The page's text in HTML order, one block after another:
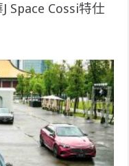
Space Cossi特仕